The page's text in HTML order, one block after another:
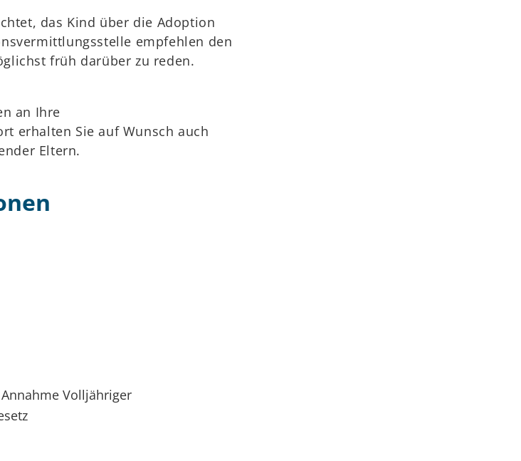
das Kind über die Adoption
empfehlen den
früh darüber zu reden.
an Ihre
erhalten Sie auf Wunsch auch
Eltern.
Volljähriger